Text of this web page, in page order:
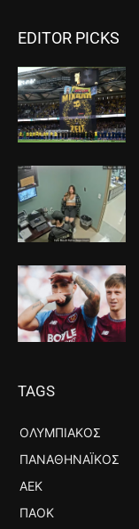
EDITOR PICKS
TAGS
ΟΛΥΜΠΙΑΚΌΣ
ΠΑΝΑΘΗΝΑΪΚΌΣ
ΑΕΚ
ΠΑΟΚ